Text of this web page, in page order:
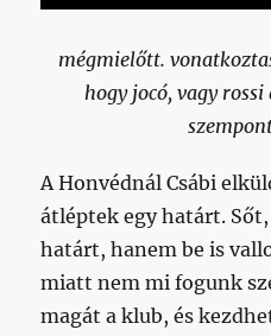
a
című
bejegyzéshez
mégmielőtt.
hogy jocó, vagy
A Honvédnál Csábi
átléptek egy határt.
határt, hanem be is
miatt nem mi fogunk
magát a klub, és